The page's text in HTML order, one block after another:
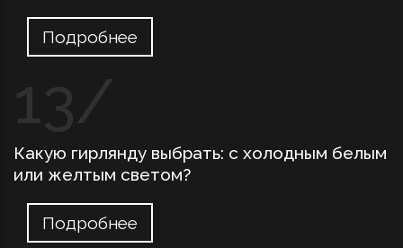
Подробнее
Какую гирлянду выбрать: с холодным белым
или желтым светом?
Подробнее